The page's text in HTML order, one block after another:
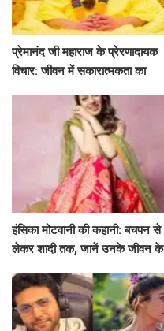
प्रेमानंद जी महाराज के प्रेरणादायक
विचार: जीवन में सकारात्मकता का
हंसिका मोटवानी की कहानी: बचपन से
लेकर शादी तक, जानें उनके जीवन के